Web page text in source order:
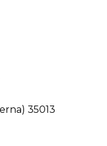
35013